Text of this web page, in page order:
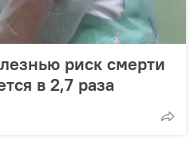
риск смерти
в 2,7 раза